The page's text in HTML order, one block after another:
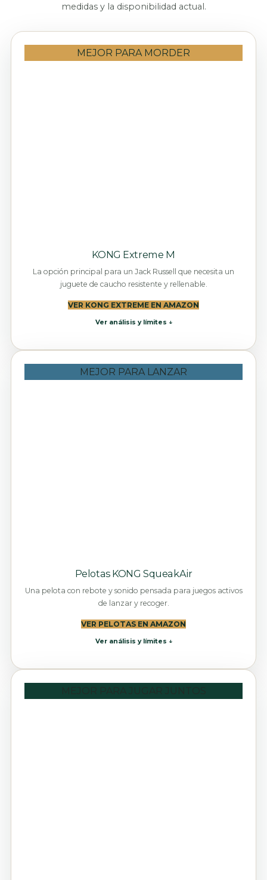
medidas y la disponibilidad actual.
MEJOR PARA MORDER
KONG Extreme M
La opción principal para un Jack Russell que necesita un
juguete de caucho resistente y rellenable.
VER KONG EXTREME EN AMAZON
Ver análisis y límites ↓
MEJOR PARA LANZAR
Pelotas KONG SqueakAir
Una pelota con rebote y sonido pensada para juegos activos
de lanzar y recoger.
VER PELOTAS EN AMAZON
Ver análisis y límites ↓